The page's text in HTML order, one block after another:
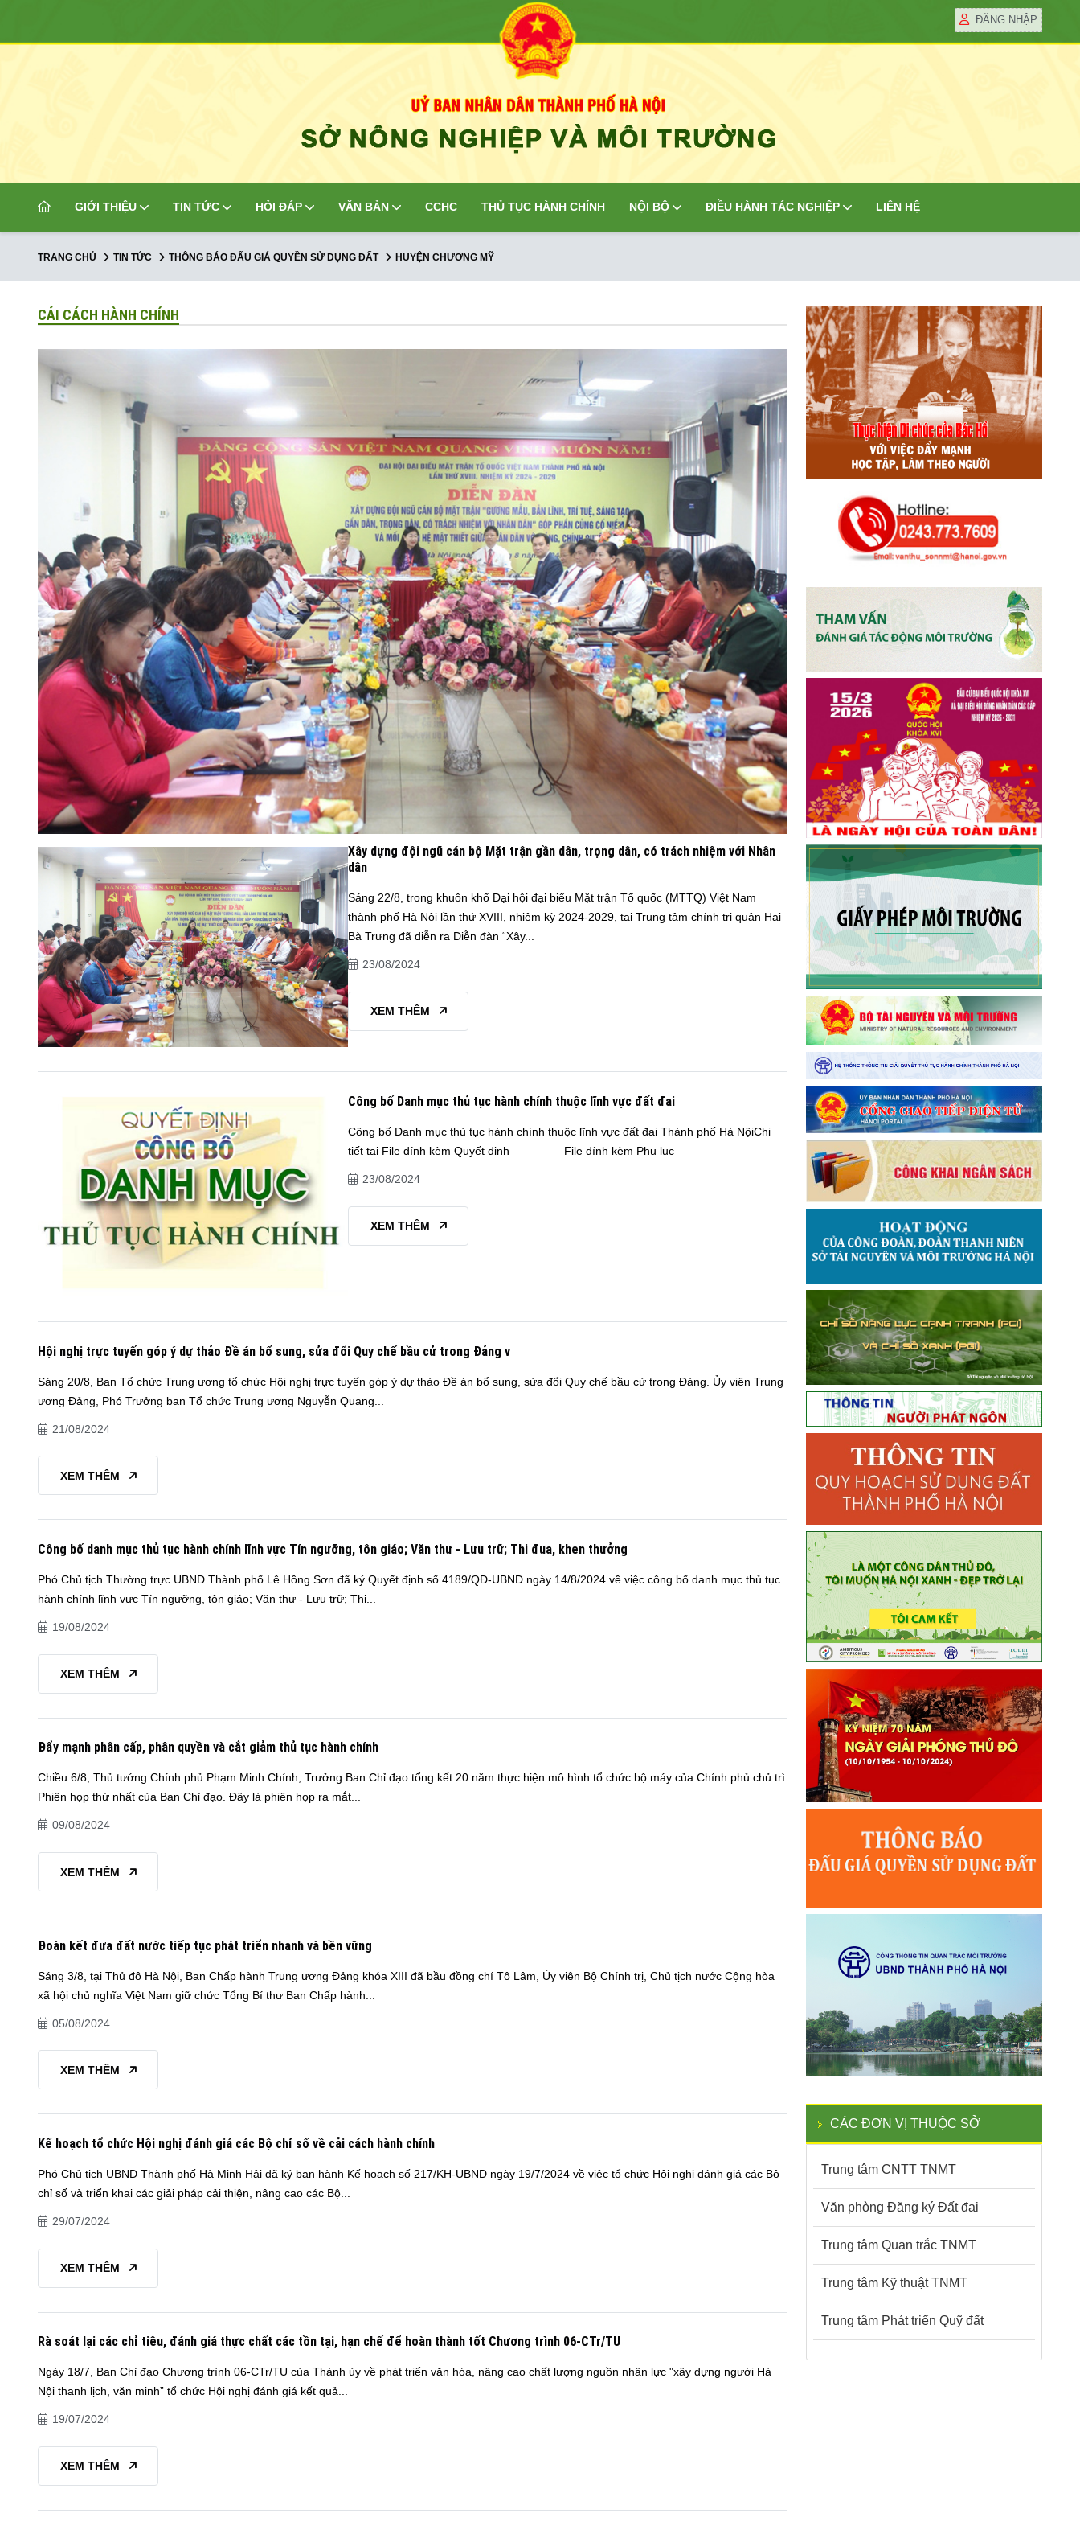
ĐĂNG NHẬP
GIỚI THIỆU TIN TỨC HỎI ĐÁP VĂN BẢN CCHC THỦ TỤC HÀNH CHÍNH NỘI BỘ ĐIỀU HÀNH TÁC NGHIỆP LIÊN HỆ
TRANG CHỦ TIN TỨC THÔNG BÁO ĐẤU GIÁ QUYỀN SỬ DỤNG ĐẤT HUYỆN CHƯƠNG MỸ
CẢI CÁCH HÀNH CHÍNH
Xây dựng đội ngũ cán bộ Mặt trận gần dân, trọng dân, có trách nhiệm với Nhân
dân
Sáng 22/8, trong khuôn khổ Đại hội đại biểu Mặt trận Tổ quốc (MTTQ) Việt Nam
thành phố Hà Nội lần thứ XVIII, nhiệm kỳ 2024-2029, tại Trung tâm chính trị quận Hai
Bà Trưng đã diễn ra Diễn đàn “Xây...
23/08/2024
XEM THÊM
Công bố Danh mục thủ tục hành chính thuộc lĩnh vực đất đai
Công bố Danh mục thủ tục hành chính thuộc lĩnh vực đất đai Thành phố Hà NộiChi
tiết tại File đính kèm Quyết định File đính kèm Phụ lục
23/08/2024
XEM THÊM
Hội nghị trực tuyến góp ý dự thảo Đề án bổ sung, sửa đổi Quy chế bầu cử trong Đảng v
Sáng 20/8, Ban Tổ chức Trung ương tổ chức Hội nghị trực tuyến góp ý dự thảo Đề án bổ sung, sửa đổi Quy chế bầu cử trong Đảng. Ủy viên Trung
ương Đảng, Phó Trưởng ban Tổ chức Trung ương Nguyễn Quang...
21/08/2024
XEM THÊM
Công bố danh mục thủ tục hành chính lĩnh vực Tín ngưỡng, tôn giáo; Văn thư - Lưu trữ; Thi đua, khen thưởng
Phó Chủ tịch Thường trực UBND Thành phố Lê Hồng Sơn đã ký Quyết định số 4189/QĐ-UBND ngày 14/8/2024 về việc công bố danh mục thủ tục
hành chính lĩnh vực Tín ngưỡng, tôn giáo; Văn thư - Lưu trữ; Thi...
19/08/2024
XEM THÊM
Đẩy mạnh phân cấp, phân quyền và cắt giảm thủ tục hành chính
Chiều 6/8, Thủ tướng Chính phủ Phạm Minh Chính, Trưởng Ban Chỉ đạo tổng kết 20 năm thực hiện mô hình tổ chức bộ máy của Chính phủ chủ trì
Phiên họp thứ nhất của Ban Chỉ đạo. Đây là phiên họp ra mắt...
09/08/2024
XEM THÊM
Đoàn kết đưa đất nước tiếp tục phát triển nhanh và bền vững
Sáng 3/8, tại Thủ đô Hà Nội, Ban Chấp hành Trung ương Đảng khóa XIII đã bầu đồng chí Tô Lâm, Ủy viên Bộ Chính trị, Chủ tịch nước Cộng hòa
xã hội chủ nghĩa Việt Nam giữ chức Tổng Bí thư Ban Chấp hành...
05/08/2024
XEM THÊM
Kế hoạch tổ chức Hội nghị đánh giá các Bộ chỉ số về cải cách hành chính
Phó Chủ tịch UBND Thành phố Hà Minh Hải đã ký ban hành Kế hoạch số 217/KH-UBND ngày 19/7/2024 về việc tổ chức Hội nghị đánh giá các Bộ
chỉ số và triển khai các giải pháp cải thiện, nâng cao các Bộ...
29/07/2024
XEM THÊM
Rà soát lại các chỉ tiêu, đánh giá thực chất các tồn tại, hạn chế để hoàn thành tốt Chương trình 06-CTr/TU
Ngày 18/7, Ban Chỉ đạo Chương trình 06-CTr/TU của Thành ủy về phát triển văn hóa, nâng cao chất lượng nguồn nhân lực "xây dựng người Hà
Nội thanh lịch, văn minh” tổ chức Hội nghị đánh giá kết quả...
19/07/2024
XEM THÊM
CÁC ĐƠN VỊ THUỘC SỞ
Trung tâm CNTT TNMT
Văn phòng Đăng ký Đất đai
Trung tâm Quan trắc TNMT
Trung tâm Kỹ thuật TNMT
Trung tâm Phát triển Quỹ đất